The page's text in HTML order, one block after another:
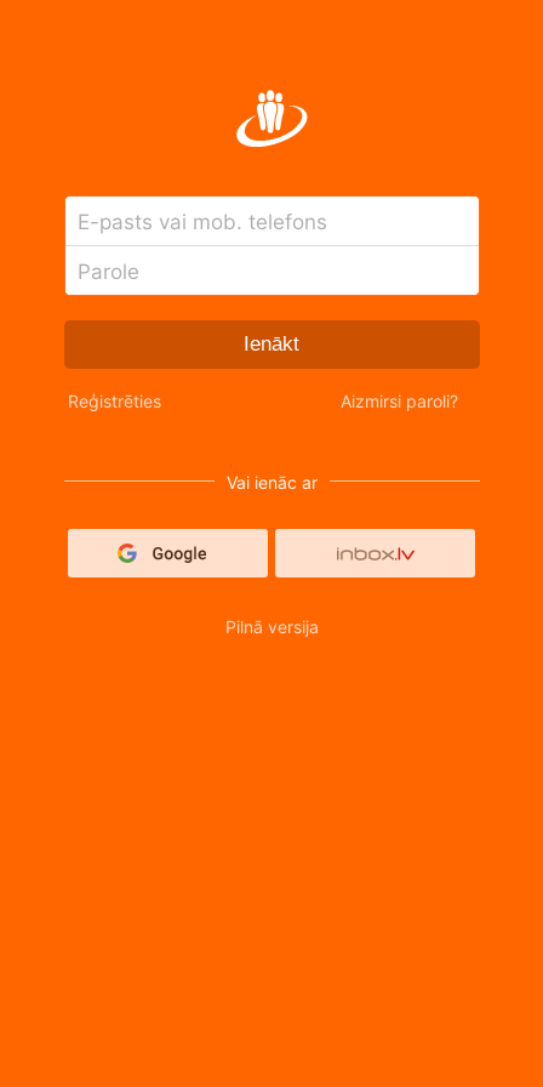
E-pasts vai mob. telefons
Parole
Ienākt
Reģistrēties Aizmirsi paroli?
Vai ienāc ar
Pilnā versija